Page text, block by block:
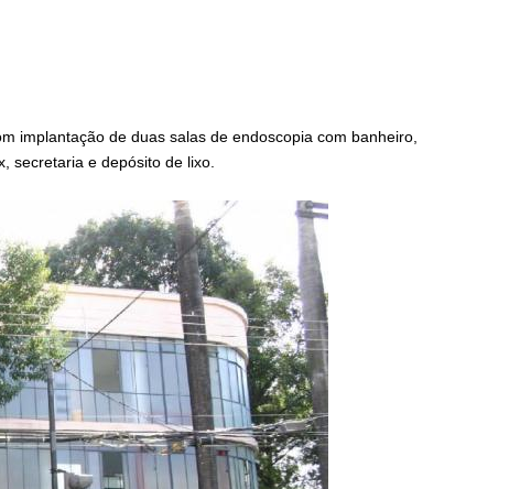
implantação de duas salas de endoscopia com banheiro,
secretaria e depósito de lixo.